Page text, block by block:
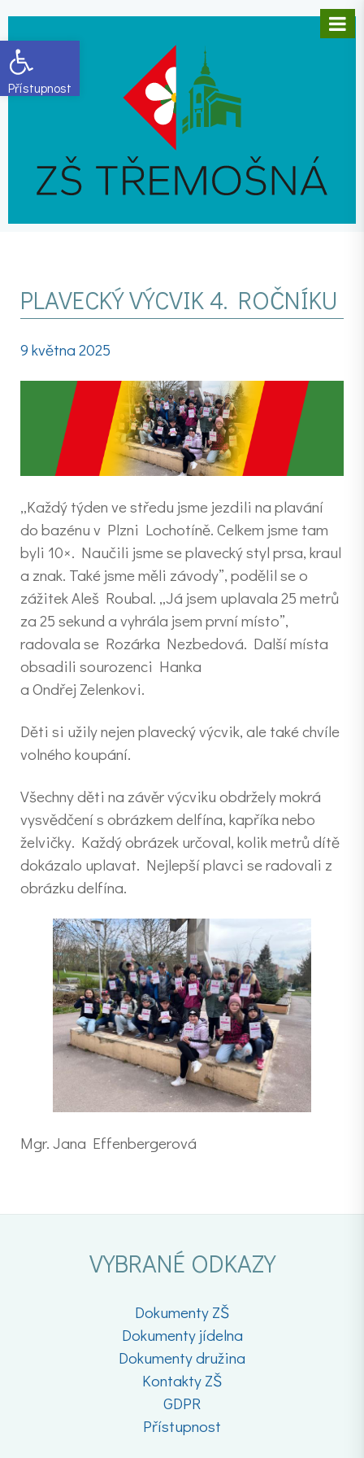
Open toolbar
PLAVECKÝ VÝCVIK 4. ROČNÍKU
9 května 2025
„Každý týden ve středu jsme jezdili na plavání
do bazénu v Plzni Lochotíně. Celkem jsme tam
byli 10×. Naučili jsme se plavecký styl prsa, kraul
a znak. Také jsme měli závody”, podělil se o
zážitek Aleš Roubal. „Já jsem uplavala 25 metrů
za 25 sekund a vyhrála jsem první místo”,
radovala se Rozárka Nezbedová. Další místa
obsadili sourozenci Hanka
a Ondřej Zelenkovi.
Děti si užily nejen plavecký výcvik, ale také chvíle
volného koupání.
Všechny děti na závěr výcviku obdržely mokrá
vysvědčení s obrázkem delfína, kapříka nebo
želvičky. Každý obrázek určoval, kolik metrů dítě
dokázalo uplavat. Nejlepší plavci se radovali z
obrázku delfína.
Mgr. Jana Effenbergerová
VYBRANÉ ODKAZY
Dokumenty ZŠ
Dokumenty jídelna
Dokumenty družina
Kontakty ZŠ
GDPR
Přístupnost